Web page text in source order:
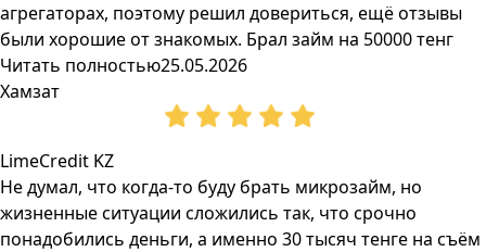
агрегаторах, поэтому решил довериться, ещё отзывы
были хорошие от знакомых. Брал займ на 50000 тенг
Читать полностью25.05.2026
Хамзат
LimeCredit KZ
Не думал, что когда-то буду брать микрозайм, но
жизненные ситуации сложились так, что срочно
понадобились деньги, а именно 30 тысяч тенге на съём